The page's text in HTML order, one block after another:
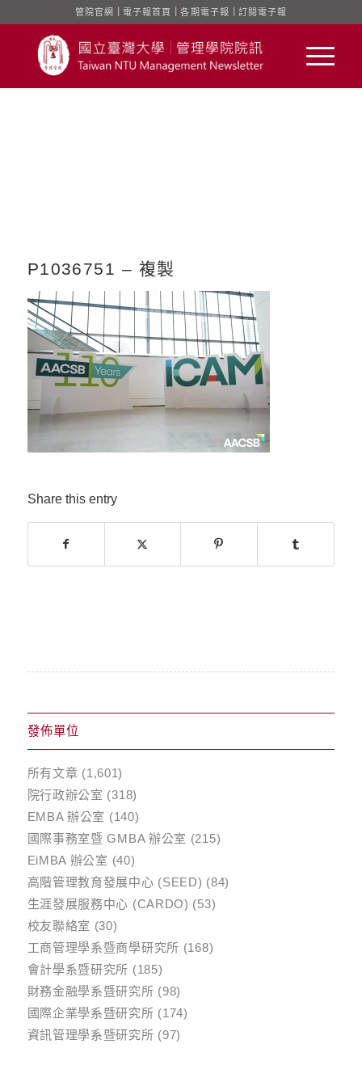
管院官網 電子報首頁 ｜各期電子報 訂閱電子報
P1036751 – 複製
Share this entry
發佈單位
所有文章 (1,601)
院行政辦公室 (318)
EMBA 辦公室 (140)
國際事務室暨 GMBA 辦公室 (215)
EiMBA 辦公室 (40)
高階管理教育發展中心 (SEED) (84)
生涯發展服務中心 (CARDO) (53)
校友聯絡室 (30)
工商管理學系暨商學研究所 (168)
會計學系暨研究所 (185)
財務金融學系暨研究所 (98)
國際企業學系暨研究所 (174)
資訊管理學系暨研究所 (97)